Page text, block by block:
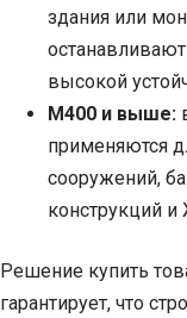
здания или
высокой
М400 и выше:
применяются
сооружений,
конструкций
Решение купить
гарантирует, что